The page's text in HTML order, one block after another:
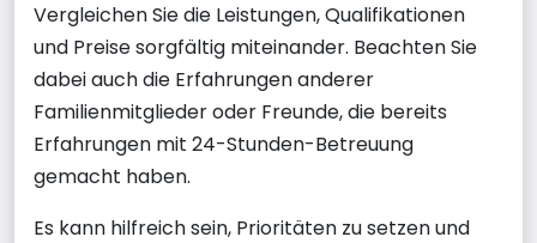
Vergleichen Sie die Leistungen, Qualifikationen
und Preise sorgfältig miteinander. Beachten Sie
dabei auch die Erfahrungen anderer
Familienmitglieder oder Freunde, die bereits
Erfahrungen mit 24-Stunden-Betreuung
gemacht haben.
Es kann hilfreich sein, Prioritäten zu setzen und